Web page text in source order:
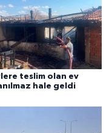
teslim olan ev
hale geldi